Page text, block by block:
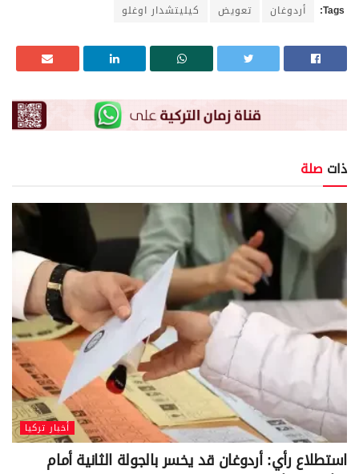
Tags: أردوغان تعويض كيليتشدار اوغلو
ذات صلة
أخبار تركيا
استطلاع رأي: أردوغان قد يخسر بالجولة الثانية أمام